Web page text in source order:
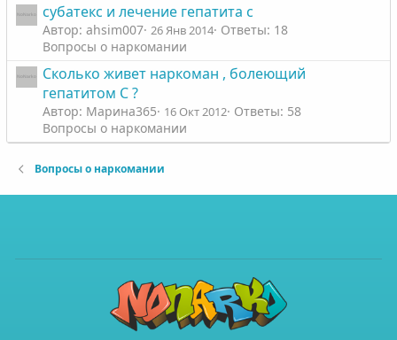
субатекс и лечение гепатита с
Автор: ahsim007 26 Янв 2014 Ответы: 18
Вопросы о наркомании
Сколько живет наркоман , болеющий
гепатитом С ?
Автор: Марина365 16 Окт 2012 Ответы: 58
Вопросы о наркомании
Вопросы о наркомании